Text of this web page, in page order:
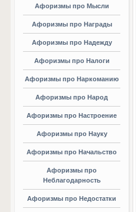
Афоризмы про Мысли
Афоризмы про Награды
Афоризмы про Надежду
Афоризмы про Налоги
Афоризмы про Наркоманию
Афоризмы про Народ
Афоризмы про Настроение
Афоризмы про Науку
Афоризмы про Начальство
Афоризмы про
Неблагодарность
Афоризмы про Недостатки